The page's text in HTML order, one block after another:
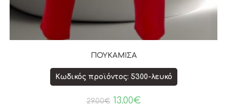
ΠΟΥΚΑΜΙΣΑ
Κωδικός προϊόντος: 5300-λευκό
29.00€ 13.00€